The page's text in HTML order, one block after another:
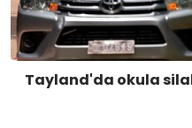
Tayland'da okula